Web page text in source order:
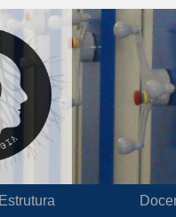
Estrutura